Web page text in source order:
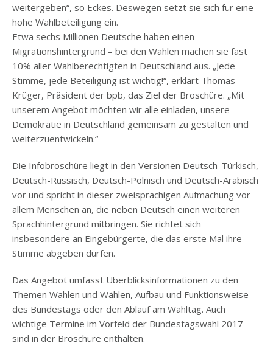
weitergeben“, so Eckes. Deswegen setzt sie sich für eine
hohe Wahlbeteiligung ein.
Etwa sechs Millionen Deutsche haben einen
Migrationshintergrund – bei den Wahlen machen sie fast
10% aller Wahlberechtigten in Deutschland aus. „Jede
Stimme, jede Beteiligung ist wichtig!“, erklärt Thomas
Krüger, Präsident der bpb, das Ziel der Broschüre. „Mit
unserem Angebot möchten wir alle einladen, unsere
Demokratie in Deutschland gemeinsam zu gestalten und
weiterzuentwickeln.“
Die Infobroschüre liegt in den Versionen Deutsch-Türkisch,
Deutsch-Russisch, Deutsch-Polnisch und Deutsch-Arabisch
vor und spricht in dieser zweisprachigen Aufmachung vor
allem Menschen an, die neben Deutsch einen weiteren
Sprachhintergrund mitbringen. Sie richtet sich
insbesondere an Eingebürgerte, die das erste Mal ihre
Stimme abgeben dürfen.
Das Angebot umfasst Überblicksinformationen zu den
Themen Wahlen und Wählen, Aufbau und Funktionsweise
des Bundestags oder den Ablauf am Wahltag. Auch
wichtige Termine im Vorfeld der Bundestagswahl 2017
sind in der Broschüre enthalten.